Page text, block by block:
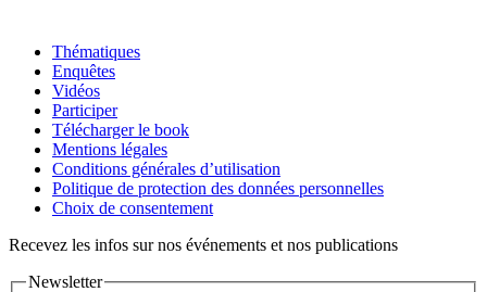
Thématiques
Enquêtes
Vidéos
Participer
Télécharger le book
Mentions légales
Conditions générales d’utilisation
Politique de protection des données personnelles
Choix de consentement
Recevez les infos sur nos événements et nos publications
Newsletter